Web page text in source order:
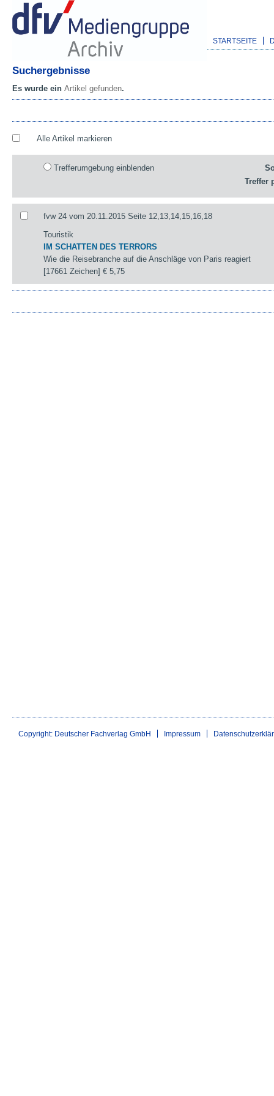
STARTSEITE
Suchergebnisse
Es wurde ein Artikel gefunden.
Alle Artikel markieren
Trefferumgebung einblenden
Treffer
fvw 24 vom 20.11.2015 Seite 12,13,14,15,16,18
Touristik
IM SCHATTEN DES TERRORS
Wie die Reisebranche auf die Anschläge von Paris reagiert
[17661 Zeichen]€ 5,75
Copyright: Deutscher Fachverlag GmbH Impressum